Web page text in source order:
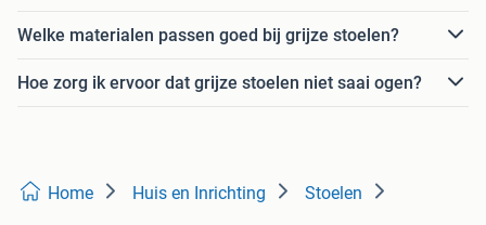
Welke materialen passen goed bij grijze stoelen?
Hoe zorg ik ervoor dat grijze stoelen niet saai ogen?
Home Huis en Inrichting Stoelen